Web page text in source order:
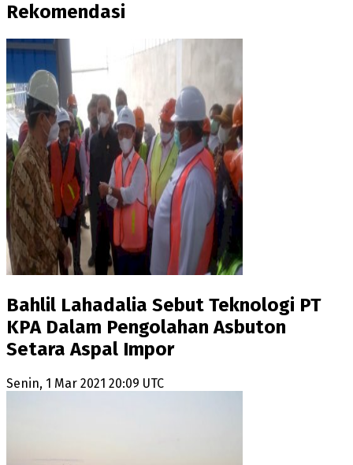
Rekomendasi
Bahlil Lahadalia Sebut Teknologi PT
KPA Dalam Pengolahan Asbuton
Setara Aspal Impor
Senin, 1 Mar 2021 20:09 UTC